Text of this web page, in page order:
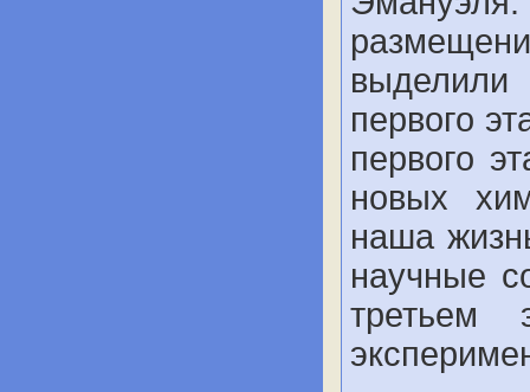
первого
первого
новых
наша
научные
третьем